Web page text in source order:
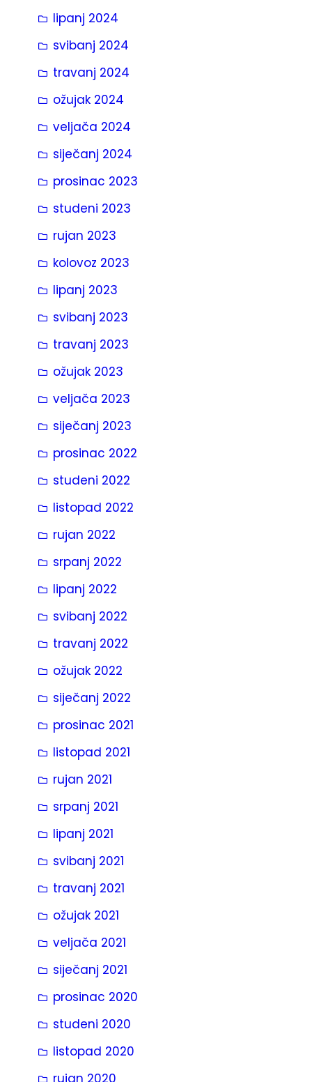
lipanj 2024
svibanj 2024
travanj 2024
ožujak 2024
veljača 2024
siječanj 2024
prosinac 2023
studeni 2023
rujan 2023
kolovoz 2023
lipanj 2023
svibanj 2023
travanj 2023
ožujak 2023
veljača 2023
siječanj 2023
prosinac 2022
studeni 2022
listopad 2022
rujan 2022
srpanj 2022
lipanj 2022
svibanj 2022
travanj 2022
ožujak 2022
siječanj 2022
prosinac 2021
listopad 2021
rujan 2021
srpanj 2021
lipanj 2021
svibanj 2021
travanj 2021
ožujak 2021
veljača 2021
siječanj 2021
prosinac 2020
studeni 2020
listopad 2020
rujan 2020